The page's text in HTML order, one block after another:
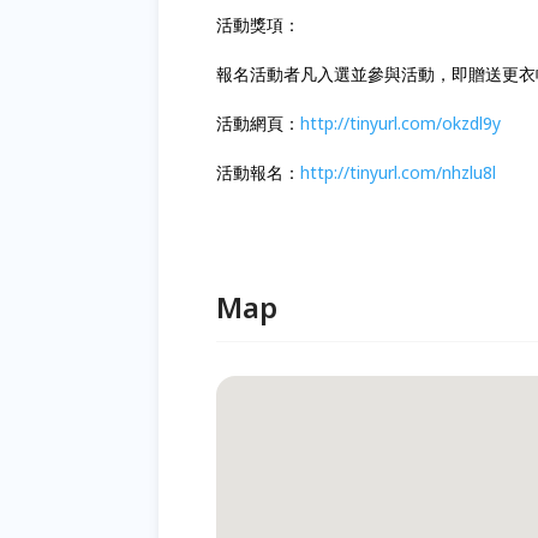
活動獎項：
報名活動者凡入選並參與活動，即贈送更
活動網頁： http://tinyurl.com/okzdl9y
活動報名： http://tinyurl.com/nhzlu8l
Map